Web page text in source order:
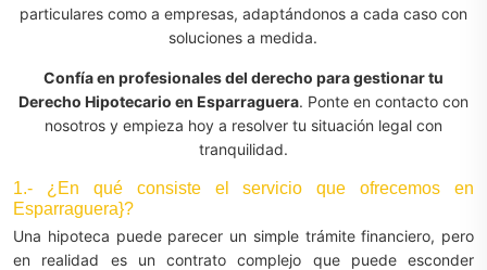
particulares como a empresas, adaptándonos a cada caso con
soluciones a medida.
Confía en profesionales del derecho para gestionar tu
Derecho Hipotecario en Esparraguera. Ponte en contacto con
nosotros y empieza hoy a resolver tu situación legal con
tranquilidad.
1.- ¿En qué consiste el servicio que ofrecemos en
Esparraguera}?
Una hipoteca puede parecer un simple trámite financiero, pero
en realidad es un contrato complejo que puede esconder